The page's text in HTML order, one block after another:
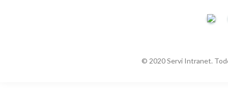
© 2020 Servi Intranet.